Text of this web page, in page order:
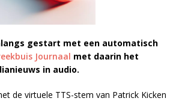
gestart met een automatisch
Journaal met daarin het
in audio.
de virtuele TTS-stem van Patrick Kicken